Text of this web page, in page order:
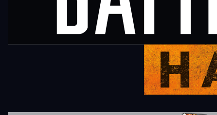
БЫСТРАЯ ИГРА